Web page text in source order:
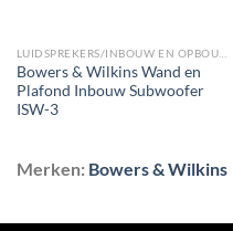
Bowers & Wilkins Wand en
Plafond Inbouw Subwoofer
ISW-3
Merken: Bowers & Wilkins